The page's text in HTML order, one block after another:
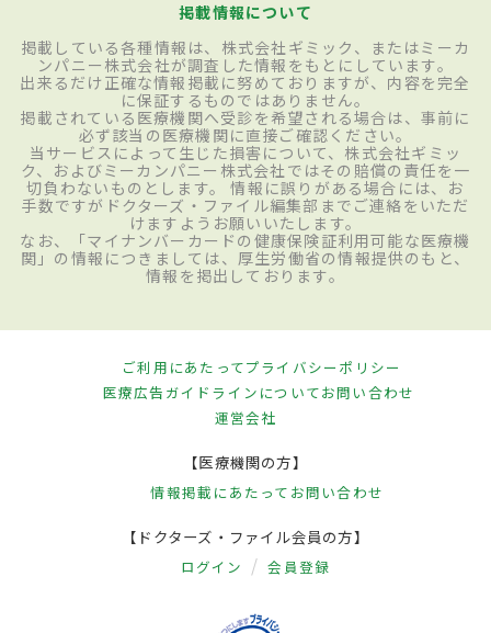
掲載情報について
掲載している各種情報は、株式会社ギミック、またはミーカ
ンパニー株式会社が調査した情報をもとにしています。
出来るだけ正確な情報掲載に努めておりますが、内容を完全
に保証するものではありません。
掲載されている医療機関へ受診を希望される場合は、事前に
必ず該当の医療機関に直接ご確認ください。
当サービスによって生じた損害について、株式会社ギミッ
ク、およびミーカンパニー株式会社ではその賠償の責任を一
切負わないものとします。 情報に誤りがある場合には、お
手数ですがドクターズ・ファイル編集部までご連絡をいただ
けますようお願いいたします。
なお、「マイナンバーカードの健康保険証利用可能な医療機
関」の情報につきましては、厚生労働省の情報提供のもと、
情報を掲出しております。
ご利用にあたってプライバシーポリシー
医療広告ガイドラインについてお問い合わせ
運営会社
【医療機関の方】
情報掲載にあたって お問い合わせ
【ドクターズ・ファイル会員の方】
ログイン 会員登録